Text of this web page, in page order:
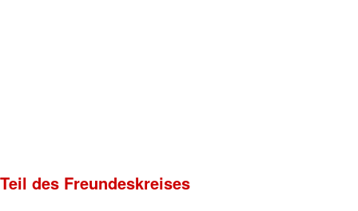
des Freundeskreises